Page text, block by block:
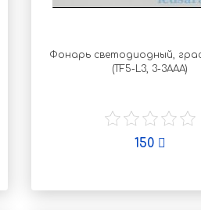
Фонарь светодиодный,
(TF5-L3, 3-3AAA)
150